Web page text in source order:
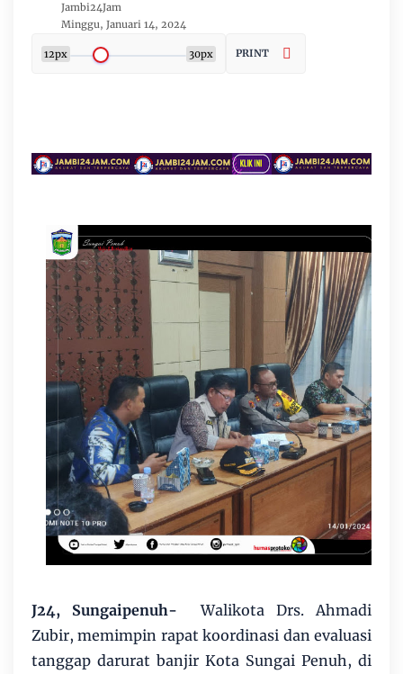
Jambi24Jam
Minggu, Januari 14, 2024
12px 30px PRINT
J24, Sungaipenuh-
Walikota Drs. Ahmadi
Zubir, memimpin rapat koordinasi dan evaluasi
tanggap darurat banjir Kota Sungai Penuh, di